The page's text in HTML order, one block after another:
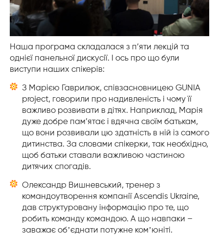
Наша програма складалася з п’яти лекцій та
однієї панельної дискусії. І ось про що були
виступи наших спікерів:
З Марією Гаврилюк, співзасновницею GUNIA
project, говорили про надивленість і чому її
важливо розвивати в дітях. Наприклад, Марія
дуже добре пам’ятає і вдячна своїм батькам,
що вони розвивали цю здатність в ній із самого
дитинства. За словами спікерки, так необхідно,
щоб батьки ставали важливою частиною
дитячих спогадів.
Олександр Вишневський, тренер з
командоутворення компанії Ascendis Ukraine,
дав структуровану інформацію про те, що
робить команду командою. А що навпаки –
заважає обʼєднати потужне комʼюніті.